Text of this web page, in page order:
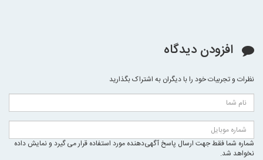
افزودن دیدگاه
نظرات و تجربیات خود را با دیگران به اشتراک بگذارید
شماره شما فقط جهت ارسال پاسخ آگهی‌دهنده مورد استفاده قرار می گیرد و نمایش داده
نخواهد شد.